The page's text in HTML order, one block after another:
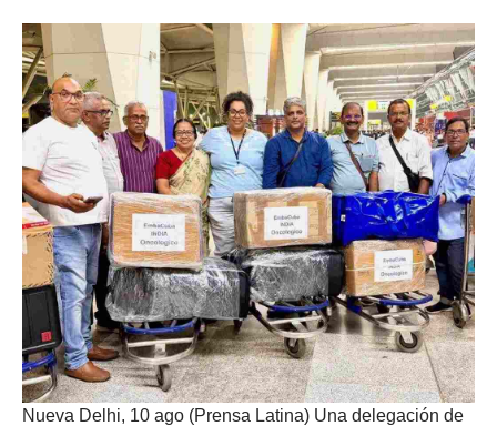
Nueva Delhi, 10 ago (Prensa Latina) Una delegación de